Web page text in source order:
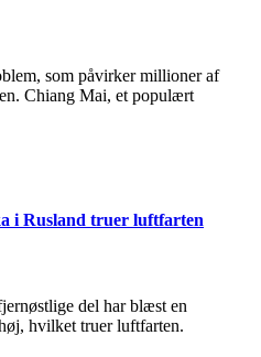
som påvirker millioner af
Chiang Mai, et populært
i Rusland truer luftfarten
del har blæst en
hvilket truer luftfarten.